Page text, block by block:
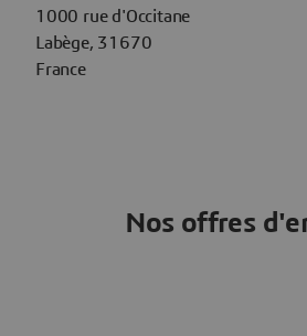
1000 rue d'Occitane
Labège, 31670
France
Nos offres